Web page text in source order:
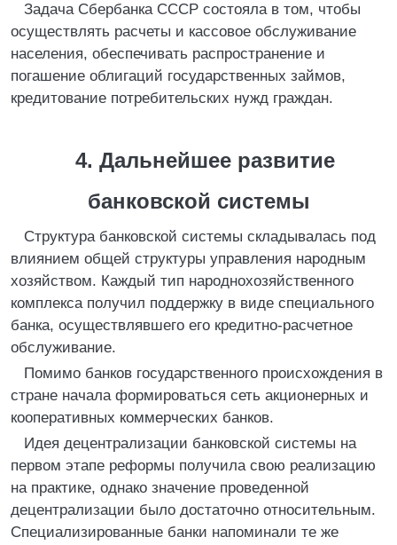
Задача Сбербанка СССР состояла в том, чтобы
осуществлять расчеты и кассовое обслуживание
населения, обеспечивать распространение и
погашение облигаций государственных займов,
кредитование потребительских нужд граждан.
4. Дальнейшее развитие
банковской системы
Структура банковской системы складывалась под
влиянием общей структуры управления народным
хозяйством. Каждый тип народнохозяйственного
комплекса получил поддержку в виде специального
банка, осуществлявшего его кредитно-расчетное
обслуживание.
Помимо банков государственного происхождения в
стране начала формироваться сеть акционерных и
кооперативных коммерческих банков.
Идея децентрализации банковской системы на
первом этапе реформы получила свою реализацию
на практике, однако значение проведенной
децентрализации было достаточно относительным.
Специализированные банки напоминали те же